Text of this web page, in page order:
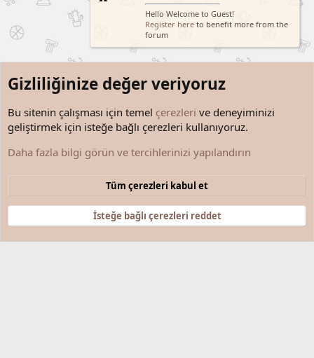
Şartlar ve kurallar Gizlilik politikası
Community platform by XenForo® © 2010-2025 XenForo Ltd.
Hello Welcome to Guest!
Register here to benefit more from the
forum
Gizliliğinize değer veriyoruz
Bu sitenin çalışması için temel çerezleri ve deneyiminizi
geliştirmek için isteğe bağlı çerezleri kullanıyoruz.
Daha fazla bilgi görün ve tercihlerinizi yapılandırın
Tüm çerezleri kabul et
İsteğe bağlı çerezleri reddet